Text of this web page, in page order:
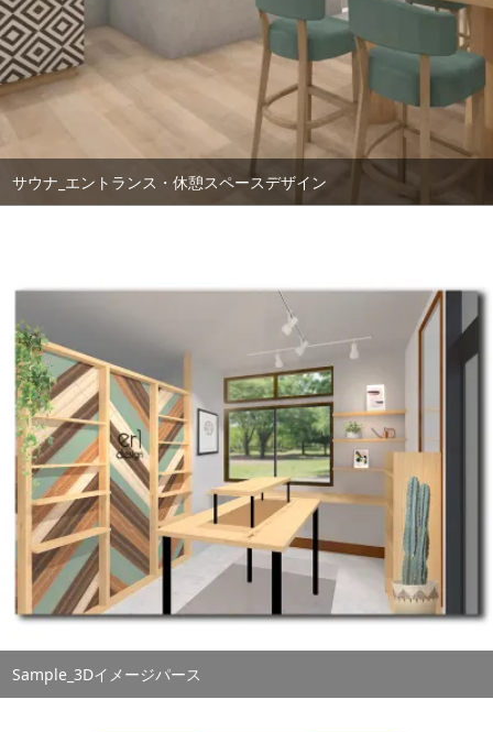
サウナ_エントランス・休憩スペースデザイン
Sample_3Dイメージパース